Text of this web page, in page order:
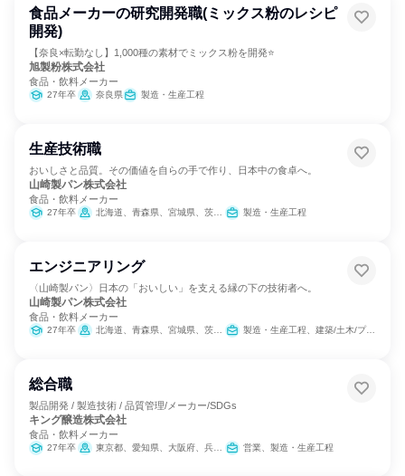
食品メーカーの研究開発職(ミックス粉のレシピ
開発)
【奈良×転勤なし】1,000種の素材でミックス粉を開発⭐
旭製粉株式会社
食品・飲料メーカー
27年卒 奈良県 製造・生産工程
生産技術職
おいしさと品質。その価値を自らの手で作り、日本中の食卓へ。
山崎製パン株式会社
食品・飲料メーカー
27年卒 北海道、青森県、宮城県、茨城県、群馬県、埼玉県、千葉県、東京都、神奈川県、新潟県、愛知県、京都府、大阪府、兵庫県、岡山県、広島県、福岡県、熊本県 製造・生産工程
エンジニアリング
〈山崎製パン〉日本の「おいしい」を支える縁の下の技術者へ。
山崎製パン株式会社
食品・飲料メーカー
27年卒 北海道、青森県、宮城県、茨城県、群馬県、埼玉県、千葉県、東京都、神奈川県、新潟県、愛知県、京都府、大阪府、兵庫県、岡山県、広島県、福岡県、熊本県 製造・生産工程、建築/土木/プラント専門職
総合職
製品開発 / 製造技術 / 品質管理/メーカー/SDGs
キング醸造株式会社
食品・飲料メーカー
27年卒 東京都、愛知県、大阪府、兵庫県 営業、製造・生産工程